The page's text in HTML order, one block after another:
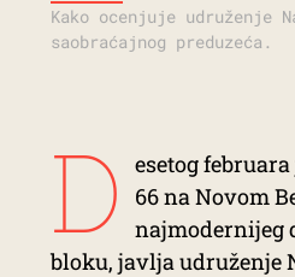
Kako ocenjuje udruženje
saobraćajnog preduzeća.
D
esetog
66 na Novom
najmodernijeg
bloku, javlja udruženje